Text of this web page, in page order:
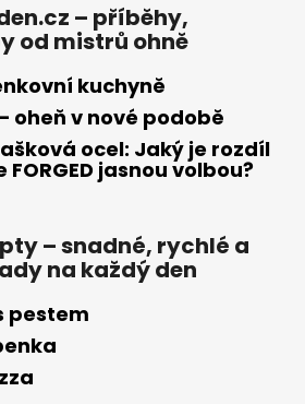
– příběhy,
od mistrů ohně
kuchyně
– oheň v nové podobě
ocel: Jaký je rozdíl
jasnou volbou?
– snadné, rychlé a
na každý den
pestem